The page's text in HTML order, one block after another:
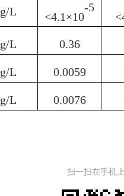
L <4.1×10
-5
L 0.36
L 0.0059
L 0.0076
扫一扫在手机